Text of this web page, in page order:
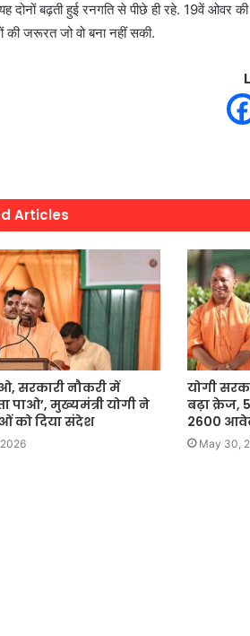
दोनों बढ़ती हुई रनगति से पीछे ही रहे. 19वें
की जरूरत जो वो बना नहीं सकी.
Articles
सरकारी नौकरी में
पाओ’, मुख्यमंत्री योगी ने
को दिया संदेश
योगी
बढ़ा क्रेज,
2600
May 30,